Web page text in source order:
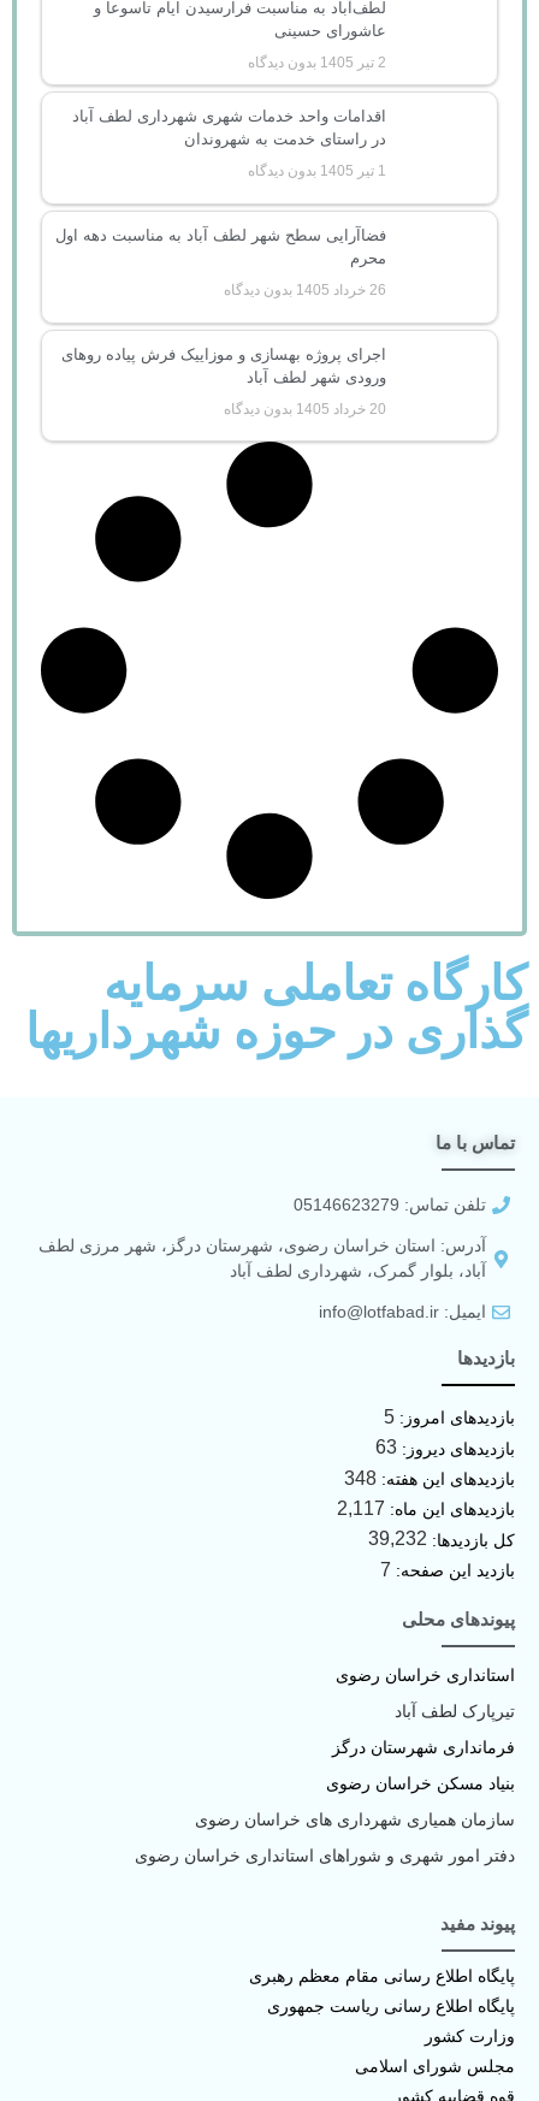
لطف‌آباد به مناسبت فرارسیدن ایام تاسوعا و
عاشورای حسینی
2 تیر 1405 بدون دیدگاه
اقدامات واحد خدمات شهری شهرداری لطف آباد
در راستای خدمت به شهروندان
1 تیر 1405 بدون دیدگاه
فضاآرایی سطح شهر لطف آباد به مناسبت دهه اول
محرم
26 خرداد 1405 بدون دیدگاه
اجرای پروژه بهسازی و موزاییک فرش پیاده روهای
ورودی شهر لطف آباد
20 خرداد 1405 بدون دیدگاه
کارگاه تعاملی سرمایه
گذاری در حوزه شهرداریها
پیوند مفید
پایگاه اطلاع رسانی مقام معظم رهبری
پایگاه اطلاع رسانی ریاست جمهوری
وزارت کشور
مجلس شورای اسلامی
قوه قضاییه کشور
پیوندهای محلی
استانداری خراسان رضوی
تیرپارک لطف آباد
فرمانداری شهرستان درگز
بنیاد مسکن خراسان رضوی
سازمان همیاری شهرداری های خراسان رضوی
دفتر امور شهری و شوراهای استانداری خراسان رضوی
بازدیدها
بازدیدهای امروز: 5
بازدیدهای دیروز: 63
بازدیدهای این هفته: 348
بازدیدهای این ماه: 2,117
کل بازدیدها: 39,232
بازدید این صفحه: 7
تماس با ما
تلفن تماس: 05146623279
آدرس: استان خراسان رضوی، شهرستان درگز، شهر مرزی لطف
آباد، بلوار گمرک، شهرداری لطف آباد
ایمیل: info@lotfabad.ir